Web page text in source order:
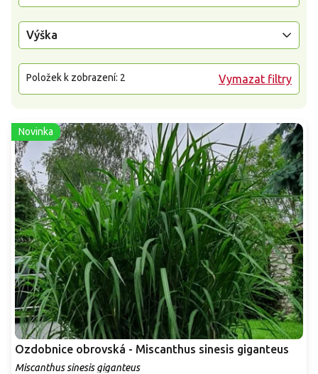
Výška
Vymazat filtry
Položek k zobrazení: 2
Novinka
Ozdobnice obrovská - Miscanthus sinesis giganteus
Miscanthus sinesis giganteus